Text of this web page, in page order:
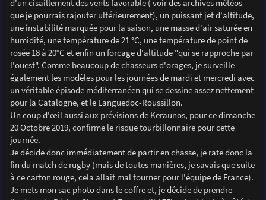
d'un cisaillement des vents favorable ( voir des archives météos
que je pourrais rajouter ultérieurement), un puissant jet d'altitude,
une instabilité marquée pour la saison, une masse d'air saturée en
humidité, une température de 21 °C, une température de point de
rosée 18 à 20°C et enfin un forcage d'altitude "qui se rapproche par
l'ouest". Comme beaucoup de chasseurs d'orages, je surveille
également les modèles pour les journées de mardi et mercredi avec
un véritable épisode méditerranéen qui se dessine assez nettement
pour la Catalogne, et le Languedoc-Roussillon.
Un coup d'œil aussi aux prévisions de Keraunos, pour ce dimanche
20 Octobre 2019, confirme le risque tourbillonnaire pour cette
journée.
Je décide donc immédiatement de partir en chasse, je rate donc la
fin du match de rugby (mais de toutes manières, je savais que suite
à ce carton rouge, cela allait mal tourner pour l'équipe de France).
Je mets mon sac photo dans le coffre et, je décide de prendre